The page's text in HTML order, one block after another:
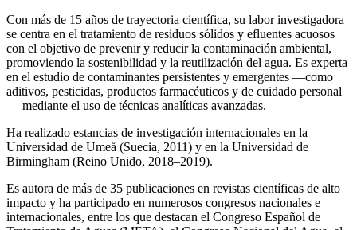
Con más de 15 años de trayectoria científica, su labor investigadora
se centra en el tratamiento de residuos sólidos y efluentes acuosos
con el objetivo de prevenir y reducir la contaminación ambiental,
promoviendo la sostenibilidad y la reutilización del agua. Es experta
en el estudio de contaminantes persistentes y emergentes —como
aditivos, pesticidas, productos farmacéuticos y de cuidado personal
— mediante el uso de técnicas analíticas avanzadas.
Ha realizado estancias de investigación internacionales en la
Universidad de Umeå (Suecia, 2011) y en la Universidad de
Birmingham (Reino Unido, 2018–2019).
Es autora de más de 35 publicaciones en revistas científicas de alto
impacto y ha participado en numerosos congresos nacionales e
internacionales, entre los que destacan el Congreso Español de